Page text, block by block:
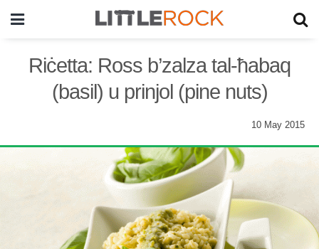
Riċetta: Ross b’zalza tal-ħabaq
(basil) u prinjol (pine nuts)
10 May 2015